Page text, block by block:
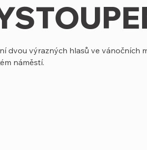
dvou výrazných hlasů ve vánočních
náměstí.